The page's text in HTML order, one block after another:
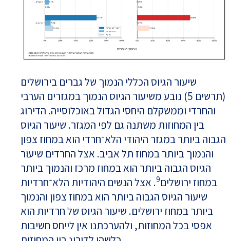
שיעור הגיוס הכללי הנמוך של גברים בירושלים
(תרשים 5) נובע משיעור הגיוס הנמוך במגזרים הערבי
והחרדי וממשקלם היחסי הגדול באוכלוסייה. הדירוג
בין המחוזות משתנה גם לפי המגזר. שיעור הגיוס
הגבוה ביותר במגזר היהודי הלא־חרדי הוא במחוז צפון
והנמוך ביותר במחוז תל אביב. אצל החרדים שיעור
הגיוס הגבוה ביותר הוא במחוז מרכז והנמוך ביותר
במחוז ירושלים9. אצל הנשים היהודיות הלא־חרדיות
שיעור הגיוס הגבוה ביותר הוא במחוז צפון והנמוך
ביותר במחוז ירושלים. שיעור הגיוס של חרדיות הוא
אפסי בכל המחוזות, ולהערכתנו אין לייחס חשיבות